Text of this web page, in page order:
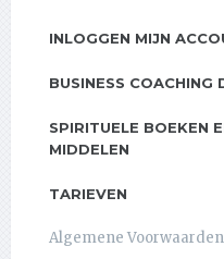
INLOGGEN MIJN
BUSINESS COACHING
SPIRITUELE BOEKEN
MIDDELEN
TARIEVEN
Algemene